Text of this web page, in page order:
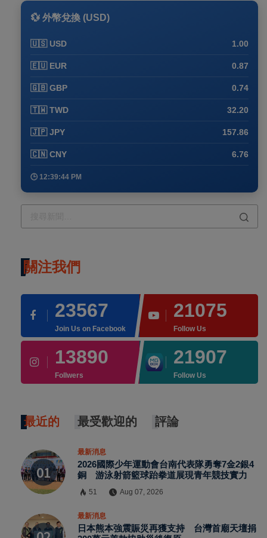
💱 外幣兌換 (USD)
🇺🇸 USD 1.00
🇪🇺 EUR 0.87
🇬🇧 GBP 0.74
🇹🇼 TWD 32.20
🇯🇵 JPY 157.86
🇨🇳 CNY 6.76
🕒 12:39:44 PM
關注我們
23567
Join Us on Facebook
21075
Follow Us
13890
Follwers
21907
Follow Us
最近的 最受歡迎的 評論
最新消息
2026國際少年運動會台南代表隊勇奪7金2銀4
銅 游泳射箭籃球跆拳道展現青年競技實力
51 Aug 07, 2026
最新消息
日本熊本強震賑災再獲支持 台灣首廟天壇捐